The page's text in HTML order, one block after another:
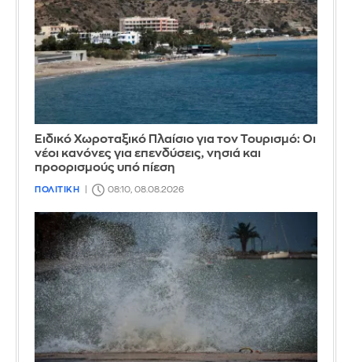
Ειδικό Χωροταξικό Πλαίσιο για τον Τουρισμό: Οι
νέοι κανόνες για επενδύσεις, νησιά και
προορισμούς υπό πίεση
ΠΟΛΙΤΙΚΗ 08:10, 08.08.2026